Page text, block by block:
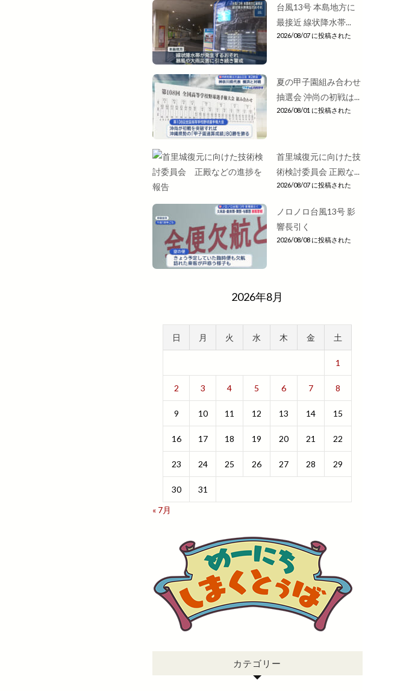
台風13号 本島地方に
最接近 線状降水帯...
2026/08/07 に投稿された
夏の甲子園組み合わせ
抽選会 沖尚の初戦は...
2026/08/01 に投稿された
首里城復元に向けた技
術検討委員会 正殿な...
2026/08/07 に投稿された
ノロノロ台風13号 影
響長引く
2026/08/08 に投稿された
2026年8月
日 月 火 水 木 金 土
1
2 3 4 5 6 7 8
9 10 11 12 13 14 15
16 17 18 19 20 21 22
23 24 25 26 27 28 29
30
31
« 7月
カテゴリー